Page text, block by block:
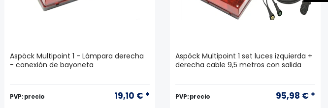
Aspöck Multipoint 1 - Lámpara derecha
- conexión de bayoneta
PVP: precio 19,10 € *
Aspöck Multipoint 1 set luces izquierda +
derecha cable 9,5 metros con salida
PVP: precio 95,98 € *